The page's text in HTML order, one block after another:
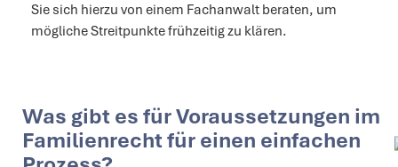
Sie sich hierzu von einem Fachanwalt beraten, um
mögliche Streitpunkte frühzeitig zu klären.
Was gibt es für Voraussetzungen im
Familienrecht für einen einfachen